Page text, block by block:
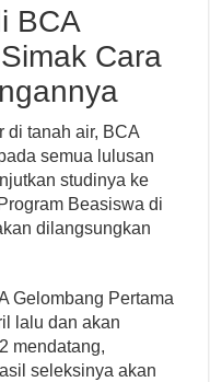
BCA
Cara
di tanah air, BCA
semua lulusan
studinya ke
Beasiswa di
dilangsungkan
Gelombang Pertama
lalu dan akan
mendatang,
seleksinya akan